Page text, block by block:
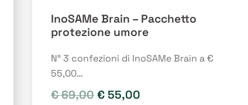
InoSAMe Brain – Pacchetto
protezione umore
N° 3 confezioni di InoSAMe Brain a €
55,00…
€69,00 Il
€55,00Il